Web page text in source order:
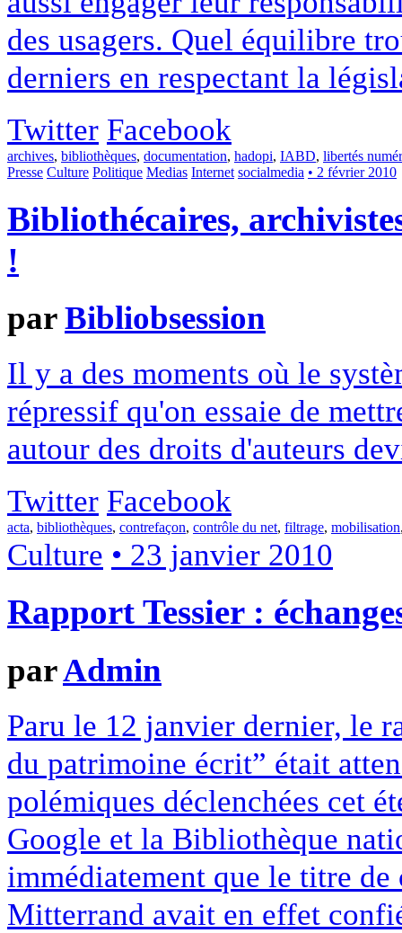
des usagers. Quel équilibre
derniers en respectant la
Twitter Facebook
archives, bibliothèques, documentation, hadopi, IABD, libertés
Presse Culture Politique Medias Internet socialmedia • 2 février 2010
Bibliothécaires,
!
parBibliobsession
Il y a des moments où le
répressif qu'on essaie de
autour des droits d'auteurs
Twitter Facebook
acta, bibliothèques, contrefaçon, contrôle du net, filtrage, mobilisation
Culture • 23 janvier 2010
Rapport Tessier :
parAdmin
Paru le 12 janvier dernier, le
du patrimoine écrit” était
polémiques déclenchées cet
Google et la Bibliothèque
immédiatement que le titre
Mitterrand avait en effet